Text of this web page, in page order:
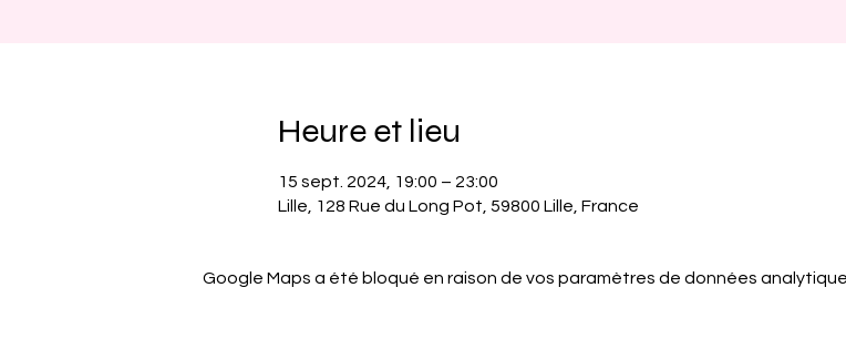
Heure et lieu
15 sept. 2024, 19:00 – 23:00
Lille, 128 Rue du Long Pot, 59800 Lille, France
Google Maps a été bloqué en raison de vos paramètres de données